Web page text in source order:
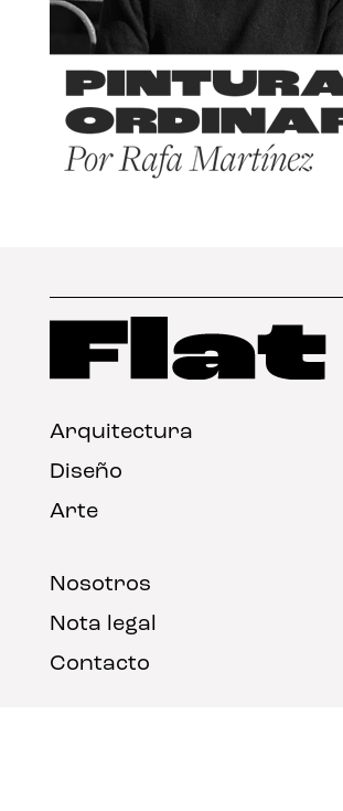
Arquitectura
Diseño
Arte
Nosotros
Nota legal
Contacto